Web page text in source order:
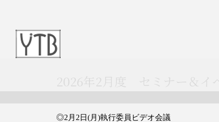
◎2月2日(月)執行委員ビデオ会議